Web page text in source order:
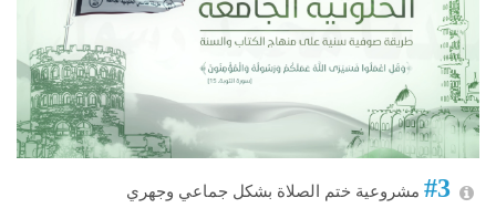
#3 مشروعية ختم الصلاة بشكل جماعي وجهري